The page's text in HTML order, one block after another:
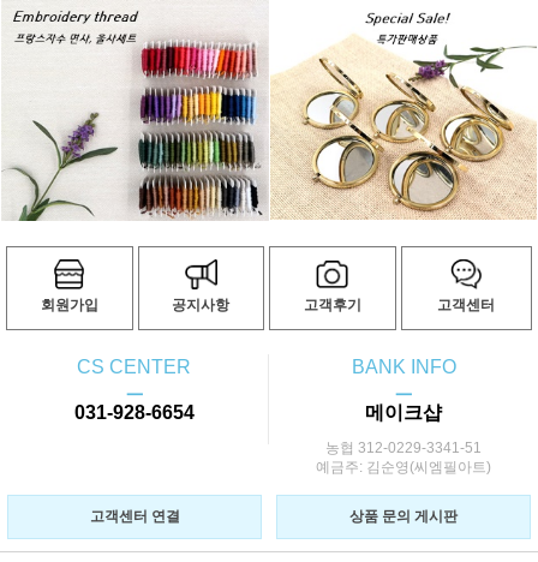
회원가입 공지사항 고객후기 고객센터
CS CENTER
ㅡ
031-928-6654
BANK INFO
ㅡ
메이크샵
농협 312-0229-3341-51
예금주: 김순영(씨엠필아트)
고객센터 연결 상품 문의 게시판